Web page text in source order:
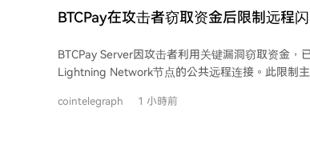
现，攻击者替换微控制器并安装恶意固件，生成预
主要通过俄罗斯电商平台销售。 Ledger公司建议用户对比设备外观，并仅从官方或
出，风险核心在于物理供应链本身。即便应用程序
法保证设备内部未被植入恶意硬件。此事件凸显了
——从芯片制造、固件代码到分销渠道——协同保
BTCPay在攻击者窃取资金后限制远程
BTCPay Server因攻击者利用关键漏洞窃取资金，
Lightning Network节点的公共远程连接。此限制
可继续，并计划在安全时恢复远程访问选项。 版本2.4.2安装了LND 0.21.1，并在标
cointelegraph 1 小時前